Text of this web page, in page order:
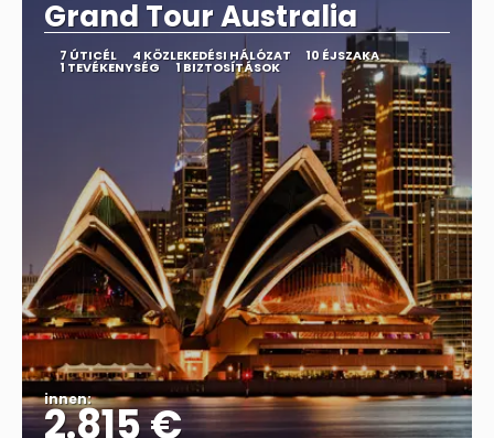
Grand Tour Australia
7 ÚTICÉL 4 KÖZLEKEDÉSI HÁLÓZAT 10 ÉJSZAKA
1 TEVÉKENYSÉG 1 BIZTOSÍTÁSOK
innen:
2.815 €